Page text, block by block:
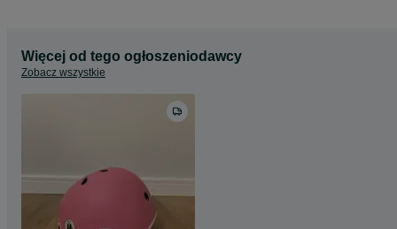
Więcej od tego ogłoszeniodawcy
Zobacz wszystkie